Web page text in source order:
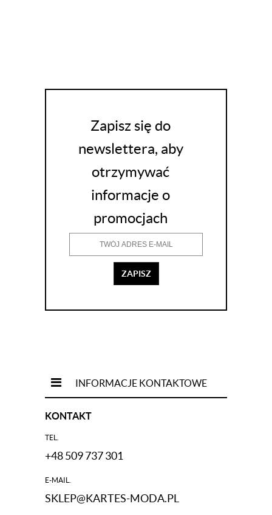
Zapisz się do
newslettera, aby
otrzymywać
informacje o
promocjach
ZAPISZ
INFORMACJE KONTAKTOWE
KONTAKT
TEL.
+48 509 737 301
E-MAIL.
SKLEP@KARTES-MODA.PL